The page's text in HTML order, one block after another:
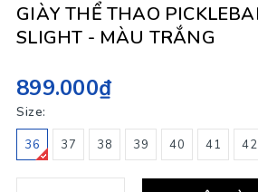
GIÀY THỂ THAO
SLIGHT - MÀU TRẮNG
899.000₫
Size:
36 37 38 39 40 41 42